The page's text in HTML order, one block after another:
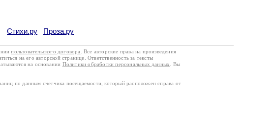
Стихи.ру Проза.ру
пользовательского договора
. Все авторские права на произведения
на его авторской странице. Ответственность за тексты
на основании Политики обработки персональных данных
. Вы
по данным счетчика посещаемости, который расположен справа от